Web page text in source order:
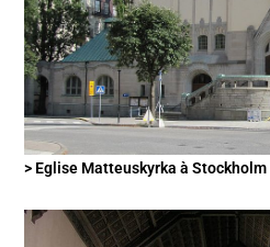
> Eglise Matteuskyrka à Stockholm